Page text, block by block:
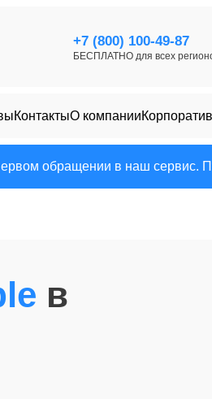
+7 (800) 100-49-87
БЕСПЛАТНО для всех
КонтактыО компании
обращении в наш сервис.
в